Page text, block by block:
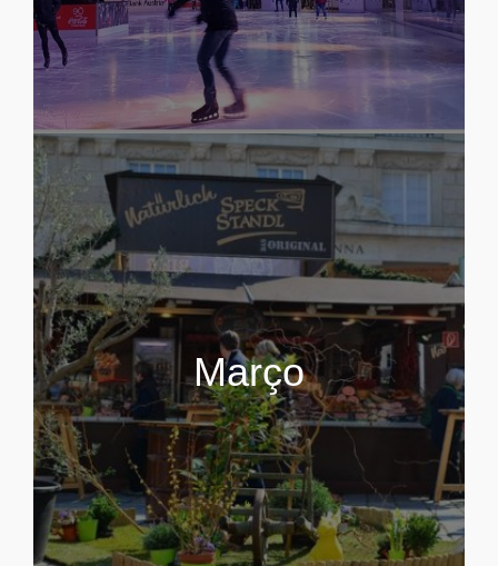
Março